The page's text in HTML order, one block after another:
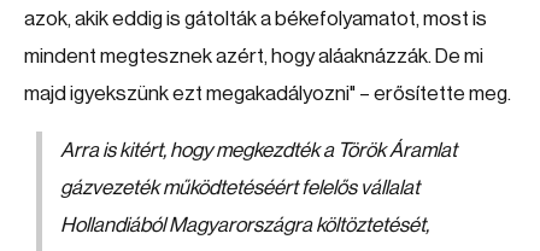
azok, akik eddig is gátolták a békefolyamatot, most is
mindent megtesznek azért, hogy aláaknázzák. De mi
majd igyekszünk ezt megakadályozni" – erősítette meg.
Arra is kitért, hogy megkezdték a Török Áramlat
gázvezeték működtetéséért felelős vállalat
Hollandiából Magyarországra költöztetését,